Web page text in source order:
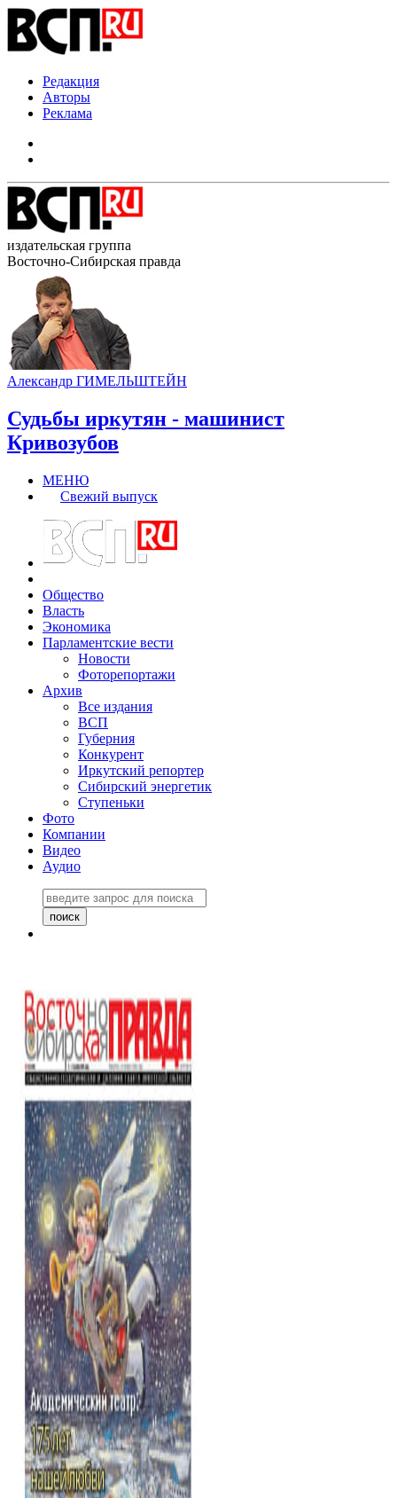
Редакция
Авторы
Реклама
издательская группа
Восточно-Сибирская правда
Александр ГИМЕЛЬШТЕЙН
Судьбы иркутян - машинист
Кривозубов
МЕНЮ
Свежий выпуск
Общество
Власть
Экономика
Парламентские вести
Новости
Фоторепортажи
Архив
Все издания
ВСП
Губерния
Конкурент
Иркутский репортер
Сибирский энергетик
Ступеньки
Фото
Компании
Видео
Аудио